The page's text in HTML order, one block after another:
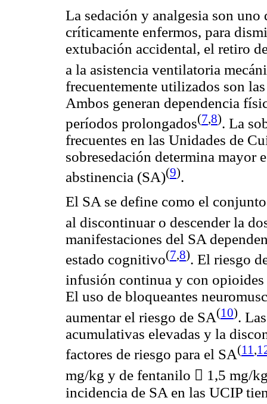
La sedación y analgesia son
críticamente enfermos, para
extubación accidental, el retiro
a la asistencia ventilatoria
frecuentemente utilizados son
Ambos generan dependencia
períodos prolongados(7,8). La
frecuentes en las Unidades de
sobresedación determina mayor
abstinencia (SA)(9).
El SA se define como el
al discontinuar o descender la
manifestaciones del SA
estado cognitivo(7,8). El riesgo
infusión continua y con opioides
El uso de bloqueantes
aumentar el riesgo de SA(10).
acumulativas elevadas y la
factores de riesgo para el SA(11 ,
mg/kg y de fentanilo  1,5 mg/
incidencia de SA en las UCIP